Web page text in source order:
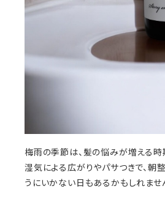
梅雨の季節は、髪の悩みが増える時
湿気による広がりやパサつきで、朝
うにいかない日もあるかもしれませ